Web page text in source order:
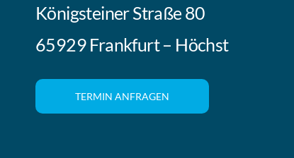
Königsteiner Straße 80
65929 Frankfurt – Höchst
TERMIN ANFRAGEN